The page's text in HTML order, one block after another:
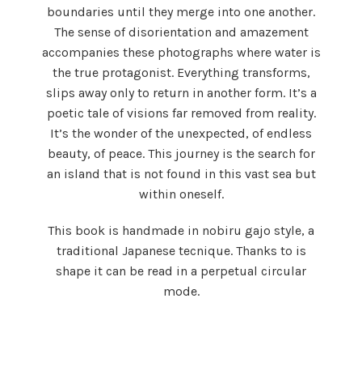
boundaries until they merge into one another.
The sense of disorientation and amazement
accompanies these photographs where water is
the true protagonist. Everything transforms,
slips away only to return in another form. It’s a
poetic tale of visions far removed from reality.
It’s the wonder of the unexpected, of endless
beauty, of peace. This journey is the search for
an island that is not found in this vast sea but
within oneself.
This book is handmade in nobiru gajo style, a
traditional Japanese tecnique. Thanks to is
shape it can be read in a perpetual circular
mode.